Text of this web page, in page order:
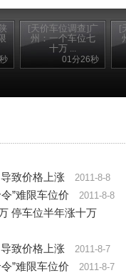
[天价车位调查]广
州：一个车位七
十万 ...
01分26秒
[
致价格上涨
2011-8-8
”难限车位价 2011-8-8
停车位半年涨十万
致价格上涨 2011-8-7
”难限车位价 2011-8-7